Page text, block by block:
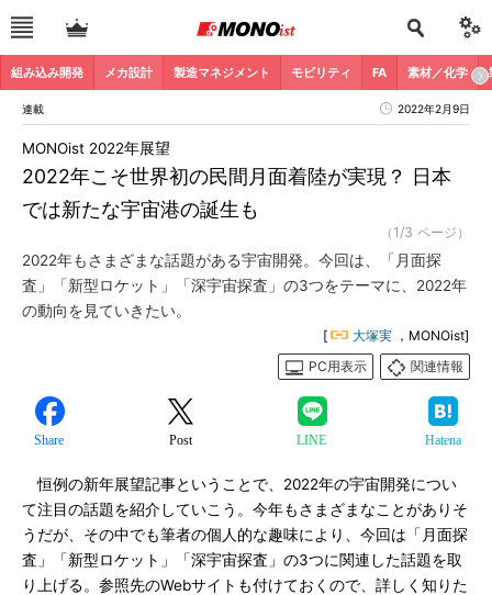
組み込み開発 メカ設計 製造マネジメント モビリティ FA 素材／化学
連載 2022年2月9日
2022年こそ世界初の民間月面着陸が実現？ 日本
では新たな宇宙港の誕生も
MONOist 2022年展望
（1/3 ページ）
2022年もさまざまな話題がある宇宙開発。今回は、「月面探
査」「新型ロケット」「深宇宙探査」の3つをテーマに、2022年
の動向を見ていきたい。
[ 大塚実 ，MONOist]
PC用表示
関連情報
Share Post LINE Hatena
恒例の新年展望記事ということで、2022年の宇宙開発につい
て注目の話題を紹介していこう。今年もさまざまなことがありそ
うだが、その中でも筆者の個人的な趣味により、今回は「月面探
査」「新型ロケット」「深宇宙探査」の3つに関連した話題を取
り上げる。参照先のWebサイトも付けておくので、詳しく知りた